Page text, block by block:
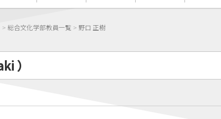
> 総合文化学部教員一覧 > 野口 正樹
）